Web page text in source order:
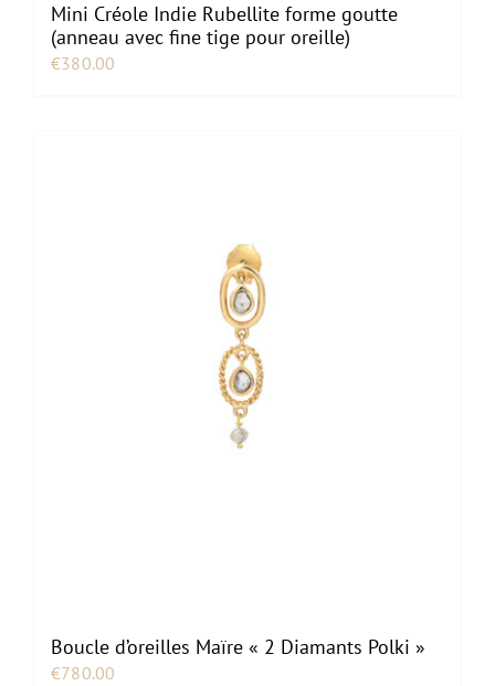
Mini Créole Indie Rubellite forme goutte
(anneau avec fine tige pour oreille)
€380.00
Boucle d’oreilles Maïre « 2 Diamants Polki »
€780.00